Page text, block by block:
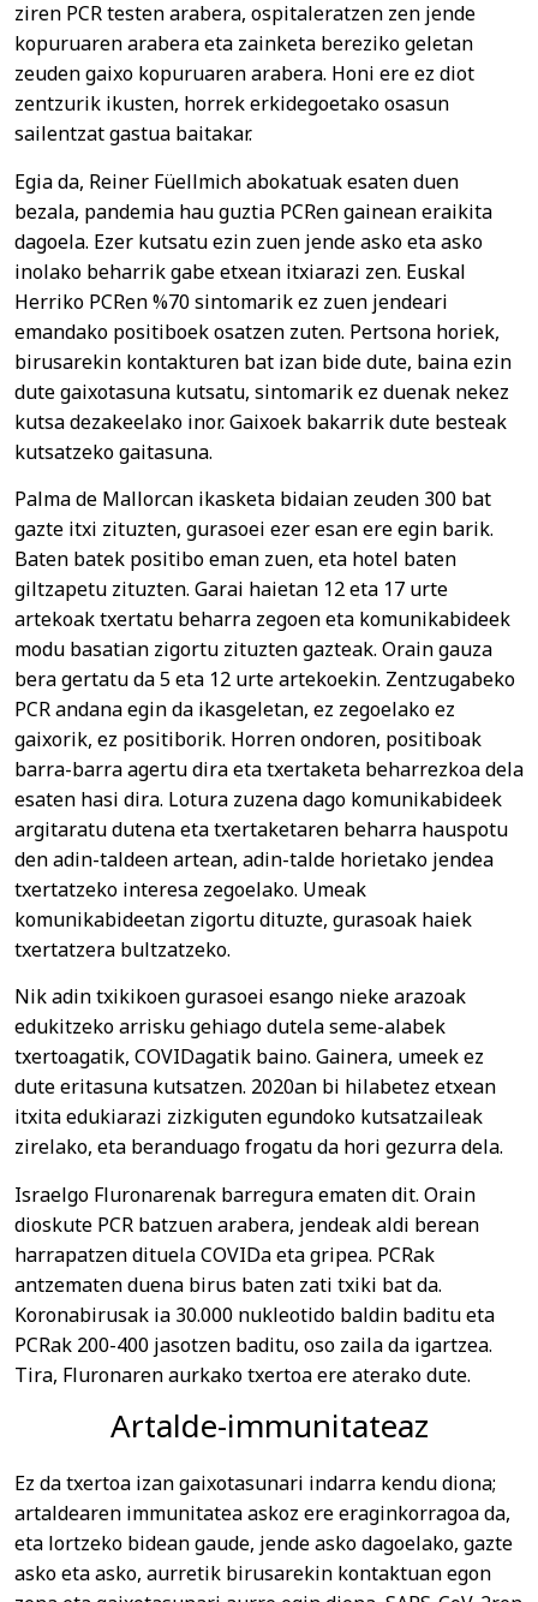
ziren PCR testen arabera, ospitaleratzen zen jende
kopuruaren arabera eta zainketa bereziko geletan
zeuden gaixo kopuruaren arabera. Honi ere ez diot
zentzurik ikusten, horrek erkidegoetako osasun
sailentzat gastua baitakar.
Egia da, Reiner Füellmich abokatuak esaten duen
bezala, pandemia hau guztia PCRen gainean eraikita
dagoela. Ezer kutsatu ezin zuen jende asko eta asko
inolako beharrik gabe etxean itxiarazi zen. Euskal
Herriko PCRen %70 sintomarik ez zuen jendeari
emandako positiboek osatzen zuten. Pertsona horiek,
birusarekin kontakturen bat izan bide dute, baina ezin
dute gaixotasuna kutsatu, sintomarik ez duenak nekez
kutsa dezakeelako inor. Gaixoek bakarrik dute besteak
kutsatzeko gaitasuna.
Palma de Mallorcan ikasketa bidaian zeuden 300 bat
gazte itxi zituzten, gurasoei ezer esan ere egin barik.
Baten batek positibo eman zuen, eta hotel baten
giltzapetu zituzten. Garai haietan 12 eta 17 urte
artekoak txertatu beharra zegoen eta komunikabideek
modu basatian zigortu zituzten gazteak. Orain gauza
bera gertatu da 5 eta 12 urte artekoekin. Zentzugabeko
PCR andana egin da ikasgeletan, ez zegoelako ez
gaixorik, ez positiborik. Horren ondoren, positiboak
barra-barra agertu dira eta txertaketa beharrezkoa dela
esaten hasi dira. Lotura zuzena dago komunikabideek
argitaratu dutena eta txertaketaren beharra hauspotu
den adin-taldeen artean, adin-talde horietako jendea
txertatzeko interesa zegoelako. Umeak
komunikabideetan zigortu dituzte, gurasoak haiek
txertatzera bultzatzeko.
Nik adin txikikoen gurasoei esango nieke arazoak
edukitzeko arrisku gehiago dutela seme-alabek
txertoagatik, COVIDagatik baino. Gainera, umeek ez
dute eritasuna kutsatzen. 2020an bi hilabetez etxean
itxita edukiarazi zizkiguten egundoko kutsatzaileak
zirelako, eta beranduago frogatu da hori gezurra dela.
Israelgo Fluronarenak barregura ematen dit. Orain
dioskute PCR batzuen arabera, jendeak aldi berean
harrapatzen dituela COVIDa eta gripea. PCRak
antzematen duena birus baten zati txiki bat da.
Koronabirusak ia 30.000 nukleotido baldin baditu eta
PCRak 200-400 jasotzen baditu, oso zaila da igartzea.
Tira, Fluronaren aurkako txertoa ere aterako dute.
Artalde-immunitateaz
Ez da txertoa izan gaixotasunari indarra kendu diona;
artaldearen immunitatea askoz ere eraginkorragoa da,
eta lortzeko bidean gaude, jende asko dagoelako, gazte
asko eta asko, aurretik birusarekin kontaktuan egon